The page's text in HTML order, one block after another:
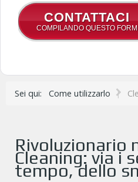
CONTATTACI
COMPILANDO QUESTO FORM
Sei qui: Come utilizzarlo |
Rivoluzionario
Cleaning: via i
tempo, dello